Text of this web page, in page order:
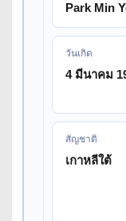
Park Min
วันเกิด
4 มีนาคม
สัญชาติ
เกาหลีใต้